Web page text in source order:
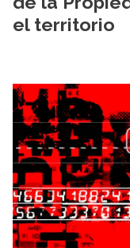
el territorio